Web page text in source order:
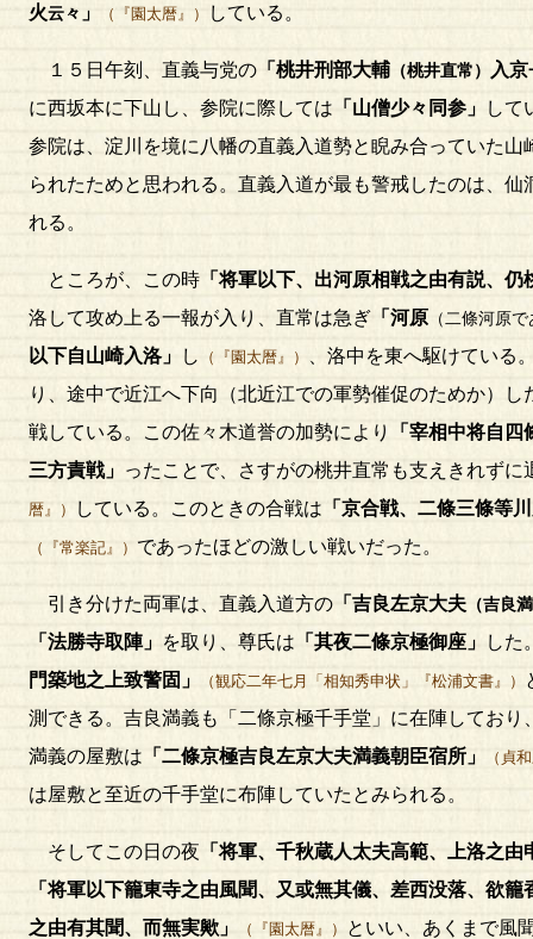
火云々 」 （『園太暦』） している。
１５日午刻、直義与党の 「桃井刑部大輔 （桃井直常） 入京
に西坂本に下山し、参院に際しては 「山僧少々同参」
して
参院は、淀川を境に八幡の直義入道勢と睨み合っていた
られたためと思われる。直義入道が最も警戒したのは、
れる。
ところが、この時 「将軍以下、出河原相戦之由有説、
洛して攻め上る一報が入り、直常は急ぎ 「河原 （二條河原
以下自山崎入洛」 し （『園太暦』） 、洛中を東へ駆けている
り、途中で近江へ下向（北近江での軍勢催促のためか）
戦している。この佐々木道誉の加勢により
「宰相中将自
三方責戦」 ったことで、さすがの桃井直常も支えきれず
暦』） している。このときの合戦は 「京合戦、二條三條等
（『常楽記』） であったほどの激しい戦いだった。
引き分けた両軍は、直義入道方の 「吉良左京大夫 （吉良
「法勝寺取陣」 を取り、尊氏は 「其夜二條京極御座」
した
門築地之上致警固」
（観応二年七月「相知秀申状」『松浦文書』）
測できる。吉良満義も「二條京極千手堂」に在陣しており
満義の屋敷は 「二條京極吉良左京大夫満義朝臣宿所」 （貞
は屋敷と至近の千手堂に布陣していたとみられる。
そしてこの日の夜 「将軍、千秋蔵人太夫高範、上洛之由
「将軍以下籠東寺之由風聞、又或無其儀、差西没落、欲
之由有其聞、而無実歟」
（『園太暦』）
といい、あくまで風